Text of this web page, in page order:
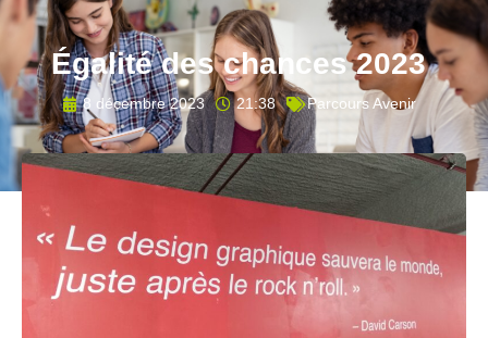
Égalité des chances 2023
8 décembre 2023 21:38 Parcours Avenir